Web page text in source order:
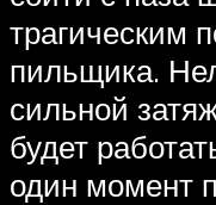
трагическим
пильщика.
сильной
будет
один момент